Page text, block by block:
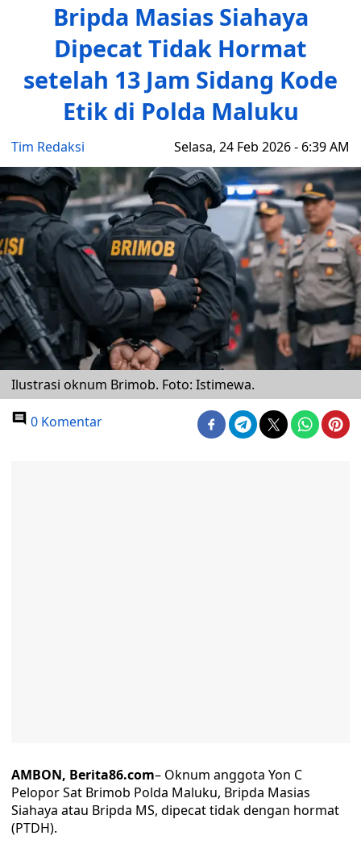
Bripda Masias Siahaya
Dipecat Tidak Hormat
setelah 13 Jam Sidang Kode
Etik di Polda Maluku
Tim Redaksi Selasa, 24 Feb 2026 - 6:39 AM
Ilustrasi oknum Brimob. Foto: Istimewa.
0 Komentar
AMBON, Berita86.com– Oknum anggota Yon C
Pelopor Sat Brimob Polda Maluku, Bripda Masias
Siahaya atau Bripda MS, dipecat tidak dengan hormat
(PTDH).